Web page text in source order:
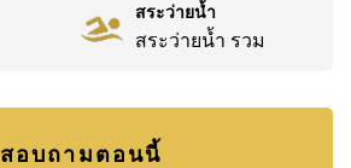
สระว่ายน้ำ
สระว่ายน้ำ รวม
สอบถามตอนนี้